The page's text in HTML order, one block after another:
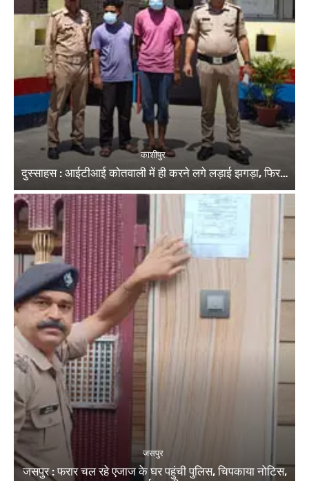
काशीपुर
दुस्साहस : आईटीआई कोतवाली में ही करने लगे लड़ाई झगड़ा, फिर…
जसपुर
जसपुर : फरार चल रहे एजाज के घर पहुंची पुलिस, चिपकाया नोटिस,